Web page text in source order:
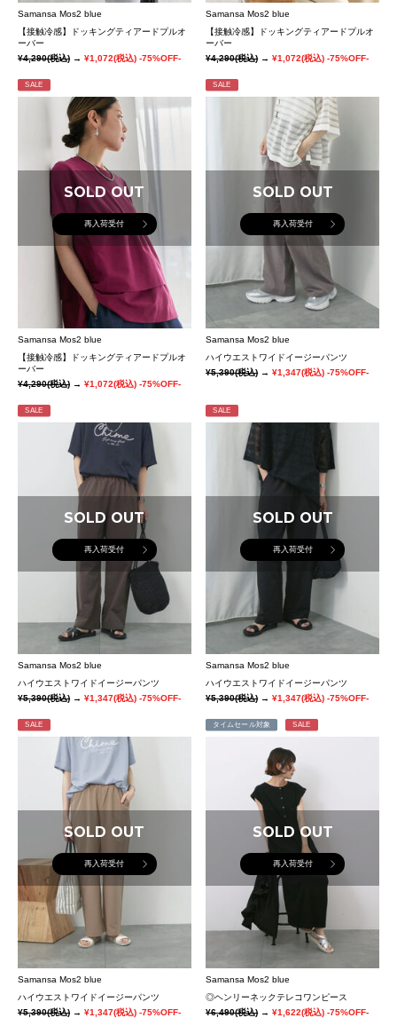
Samansa Mos2 blue
【接触冷感】ドッキングティアードプルオ
ーバー
¥4,290(税込) → ¥1,072(税込) -75%OFF-
Samansa Mos2 blue
【接触冷感】ドッキングティアードプルオ
ーバー
¥4,290(税込)→¥1,072(税込) -75%OFF-
SALE
SOLD OUT
再入荷受付
Samansa Mos2 blue
【接触冷感】ドッキングティアードプルオ
ーバー
¥4,290(税込) → ¥1,072(税込) -75%OFF-
SALE
SOLD OUT
再入荷受付
Samansa Mos2 blue
ハイウエストワイドイージーパンツ
¥5,390(税込)→¥1,347(税込) -75%OFF-
SALE
SOLD OUT
再入荷受付
Samansa Mos2 blue
ハイウエストワイドイージーパンツ
¥5,390(税込) → ¥1,347(税込) -75%OFF-
SALE
SOLD OUT
再入荷受付
Samansa Mos2 blue
ハイウエストワイドイージーパンツ
¥5,390(税込)→¥1,347(税込) -75%OFF-
SALE
SOLD OUT
再入荷受付
Samansa Mos2 blue
ハイウエストワイドイージーパンツ
¥5,390(税込) → ¥1,347(税込) -75%OFF-
タイムセール対象 SALE
SOLD OUT
再入荷受付
Samansa Mos2 blue
◎ヘンリーネックテレコワンピース
¥6,490(税込)→¥1,622(税込) -75%OFF-